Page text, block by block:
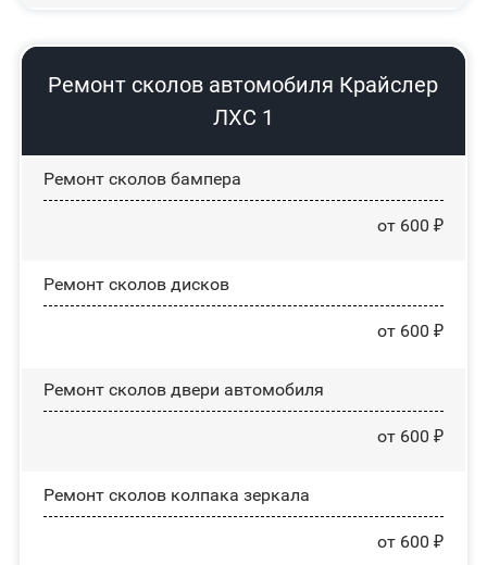
Ремонт сколов автомобиля Крайслер
ЛХС 1
Ремонт сколов бампера
от 600 ₽
Ремонт сколов дисков
от 600 ₽
Ремонт сколов двери автомобиля
от 600 ₽
Ремонт сколов колпака зеркала
от 600 ₽